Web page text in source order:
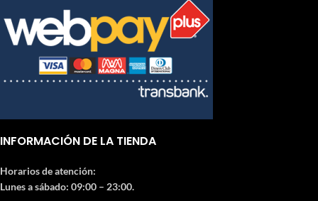
INFORMACIÓN DE LA TIENDA
Horarios de atención:
Lunes a sábado: 09:00 – 23:00.